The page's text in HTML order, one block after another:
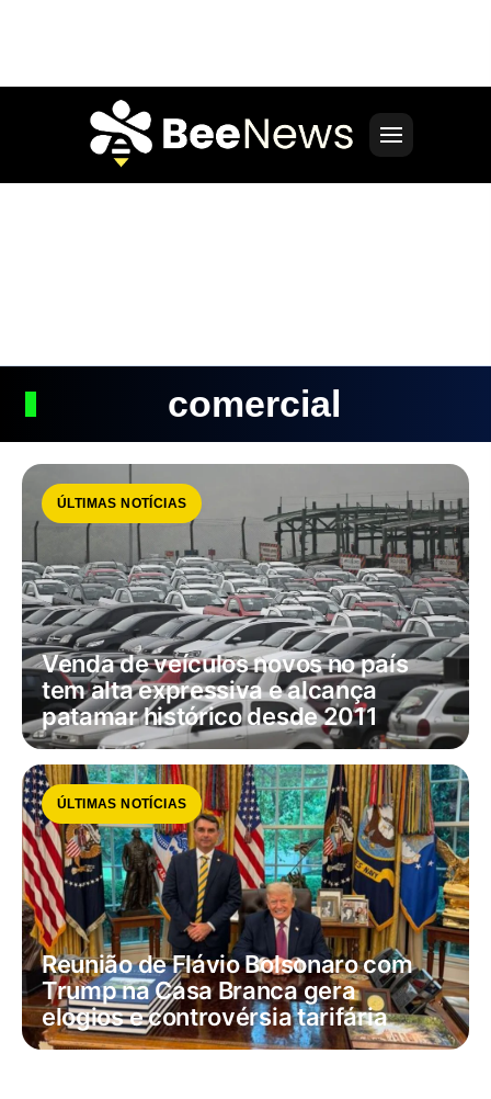
comercial
ÚLTIMAS NOTÍCIAS
Venda de veículos novos no país
tem alta expressiva e alcança
patamar histórico desde 2011
ÚLTIMAS NOTÍCIAS
Reunião de Flávio Bolsonaro com
Trump na Casa Branca gera
elogios e controvérsia tarifária